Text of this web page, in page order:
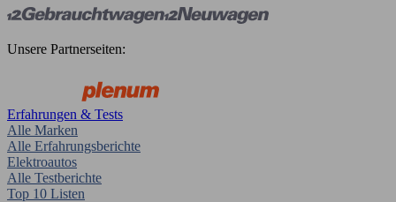
Unsere Partnerseiten:
Erfahrungen & Tests
Alle Marken
Alle Erfahrungsberichte
Elektroautos
Alle Testberichte
Top 10 Listen